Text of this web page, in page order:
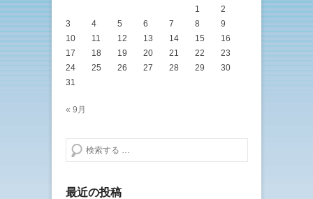
1
2
3
4 5 6 7 8
9
10
11 12 13 14 15
16
17
18 19 20 21 22
23
24
25 26 27 28 29
30
31
« 9月
検索する
最近の投稿